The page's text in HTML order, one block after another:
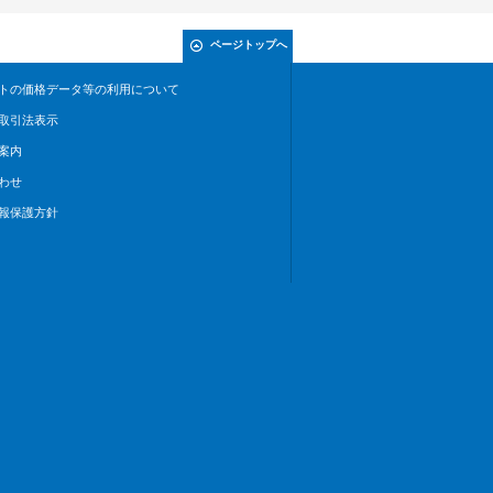
ページトップへ
の価格データ等の利用について
引法表示
内
せ
保護方針